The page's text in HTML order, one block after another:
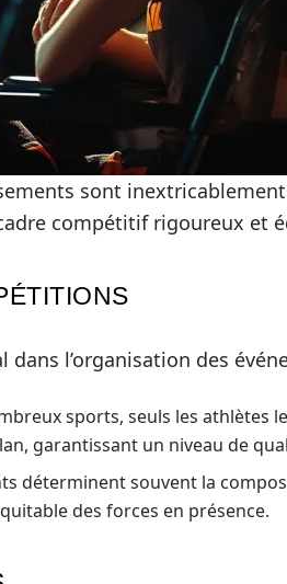
sont
compétitif rigoureux et
dans l’organisation des
sports, seuls les athlètes
garantissant un niveau de
déterminent souvent la
des forces en présence.